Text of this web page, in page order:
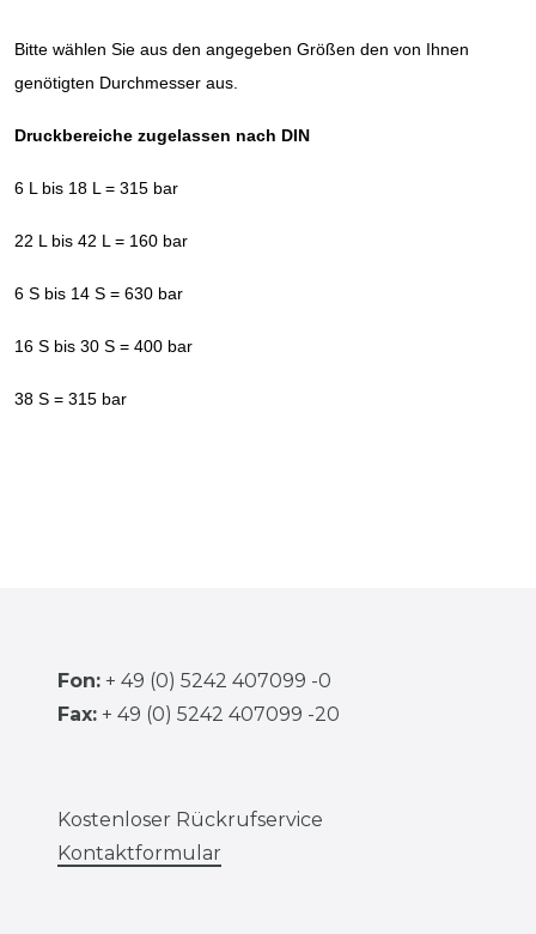
Bitte wählen Sie aus den angegeben Größen den von Ihnen
genötigten Durchmesser aus.
Druckbereiche zugelassen nach DIN
6 L bis 18 L = 315 bar
22 L bis 42 L = 160 bar
6 S bis 14 S = 630 bar
16 S bis 30 S = 400 bar
38 S = 315 bar
Fon: + 49 (0) 5242 407099 -0
Fax: + 49 (0) 5242 407099 -20
Kostenloser Rückrufservice
Kontaktformular